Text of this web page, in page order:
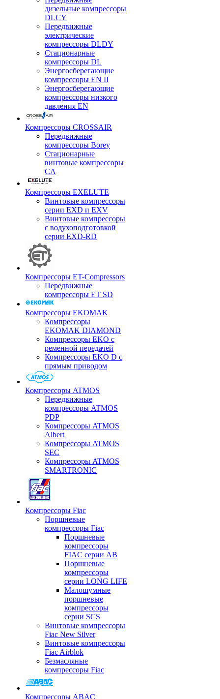
дизельные компрессоры
DLCY
Передвижные
электрические
компрессоры DLDY
Стационарные
компрессоры DL
Энергосберегающие
компрессоры EN II
Энергосберегающие
компрессоры низкого
давления EN
Компрессоры CROSSAIR
Передвижные
компрессоры Borey
Стационарные
винтовые компрессоры
CA
Компрессоры EXELUTE
Винтовые компрессоры
серии EXD и EXV
Винтовые компрессоры
с водухоподготовкой
серии EXD-RD
Компрессоры ET-Compressors
Передвижные
компрессоры ET SD
Компрессоры EKOMAK
Компрессоры
EKOMAK DIAMOND
Компрессоры EKO c
ременной передачей
Компрессоры EKO D с
прямым приводом
Компрессоры ATMOS
Передвижные
компрессоры ATMOS
PDP
Компрессоры ATMOS
Albert
Компрессоры ATMOS
SEC
Компрессоры ATMOS
SMARTRONIC
Компрессоры Fiac
Поршневые
компрессоры Fiac
Поршневые
компрессоры
FIAC серии AB
Поршневые
компрессоры
серии LONG LIFE
Малошумные
поршневые
компрессоры
серии SCS
Винтовые компрессоры
Fiac New Silver
Винтовые компрессоры
Fiac Airblok
Безмасляные
компрессоры Fiac
Компрессоры ABAC